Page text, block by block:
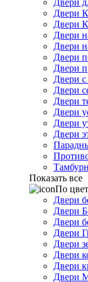
Двери
Двери
Двери
Двери
Двери
Двери
Двери
Двери
Двери
Двери
Двери
Двери
Двери
Показать все
По
Двери
Двери
Двери
Двери
Двери
Двери
Двери
Двери